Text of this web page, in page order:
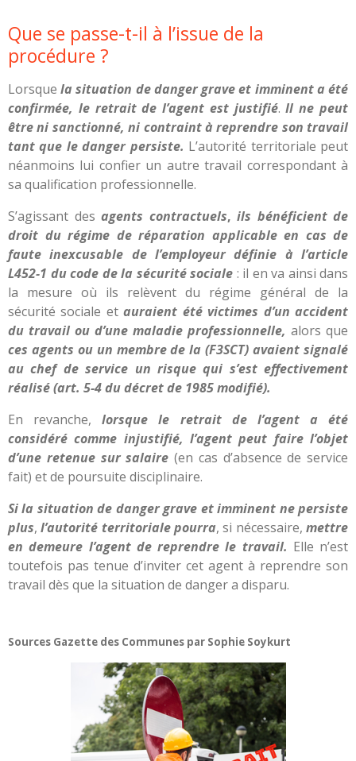
Que se passe-t-il à l’issue de la
procédure ?
Lorsquela situation de danger grave et imminent a été
confirmée, le retrait de l’agent est justifié.Il ne peut
être ni sanctionné, ni contraint à reprendre son travail
tant que le danger persiste. L’autorité territoriale peut
néanmoins lui confier un autre travail correspondant à
sa qualification professionnelle.
S’agissant des agents contractuels, ils bénéficient de
droit du régime de réparation applicable en cas de
faute inexcusable de l’employeur définie à l’article
L452-1 du code de la sécurité sociale : il en va ainsi dans
la mesure où ils relèvent du régime général de la
sécurité sociale etauraient été victimes d’un accident
du travail ou d’une maladie professionnelle, alors que
ces agents ou un membre de la (F3SCT) avaient signalé
au chef de service un risque qui s’est effectivement
réalisé (art. 5-4 du décret de 1985 modifié).
En revanche,lorsque le retrait de l’agent a été
considéré comme injustifié, l’agent peut faire l’objet
d’une retenue sur salaire (en cas d’absence de service
fait) et de poursuite disciplinaire.
Si la situation de danger grave et imminent ne persiste
plus, l’autorité territoriale pourra, si nécessaire, mettre
en demeure l’agent de reprendre le travail. Elle n’est
toutefois pas tenue d’inviter cet agent à reprendre son
travail dès que la situation de danger a disparu.
Sources Gazette des Communes par Sophie Soykurt